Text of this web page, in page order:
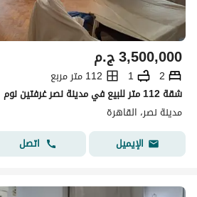
ج.م3,500,000
2
1
112 متر مربع
شقة 112 متر للبيع في مدينة نصر غرفتين نوم
مدينة نصر، القاهرة
الإيميل
اتصل